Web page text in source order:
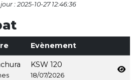
: 2025-10-27 12:46:36
Evènement
KSW 120
18/07/2026